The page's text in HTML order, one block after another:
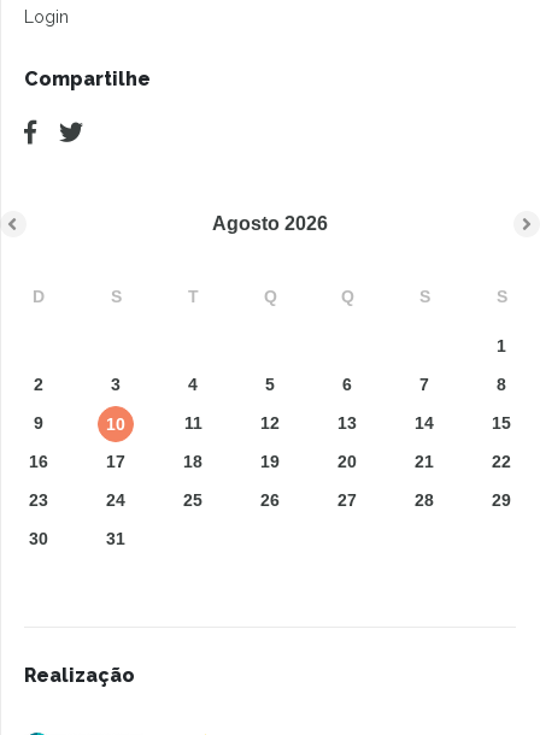
Login
Compartilhe
Agosto 2026
D S T Q Q S S
1
2
3 4 5 6 7
8
9
10 11 12 13 14
15
16
17 18 19 20 21
22
23
24 25 26 27 28
29
30
31
Realização